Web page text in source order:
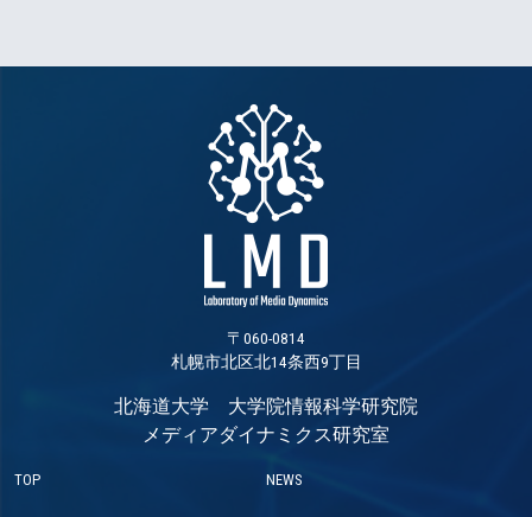
〒060-0814
札幌市北区北14条西9丁目
北海道大学 大学院情報科学研究院
メディアダイナミクス研究室
TOP NEWS